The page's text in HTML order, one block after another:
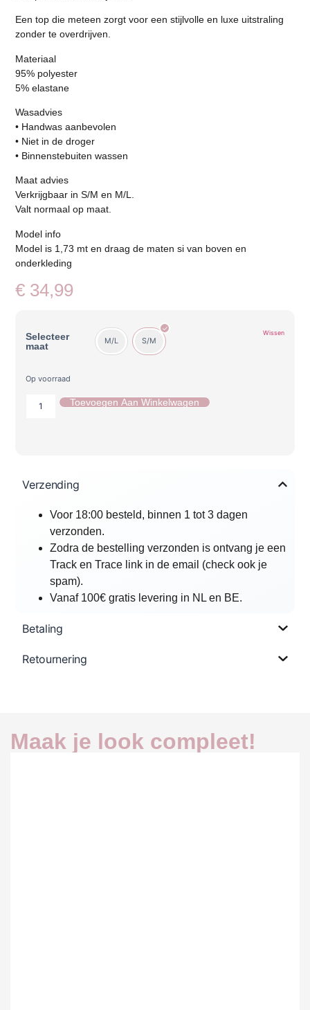
Een top die meteen zorgt voor een stijlvolle en luxe uitstraling
zonder te overdrijven.
Materiaal
95% polyester
5% elastane
Wasadvies
• Handwas aanbevolen
• Niet in de droger
• Binnenstebuiten wassen
Maat advies
Verkrijgbaar in S/M en M/L.
Valt normaal op maat.
Model info
Model is 1,73 mt en draag de maten si van boven en
onderkleding
€ 34,99
Selecteer
maat
M/L S/M
Wissen
Op voorraad
Toevoegen Aan Winkelwagen
Verzending
Voor 18:00 besteld, binnen 1 tot 3 dagen
verzonden.
Zodra de bestelling verzonden is ontvang je een
Track en Trace link in de email (check ook je
spam).
Vanaf 100€ gratis levering in NL en BE.
Betaling
Retournering
Maak je look compleet!